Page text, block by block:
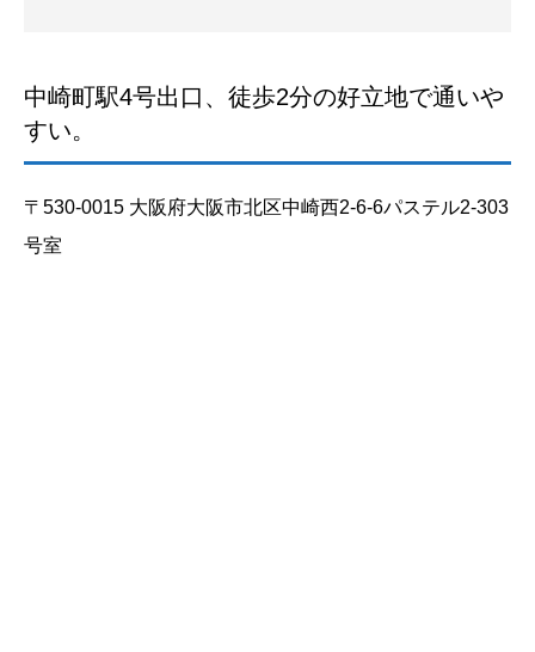
中崎町駅4号出口、徒歩2分の好立地で通いや
すい。
〒530-0015 大阪府大阪市北区中崎西2-6-6パステル2-303
号室